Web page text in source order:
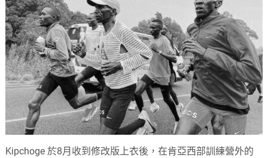
Kipchoge 於8月收到修改版上衣後，在肯亞西部訓練營外的